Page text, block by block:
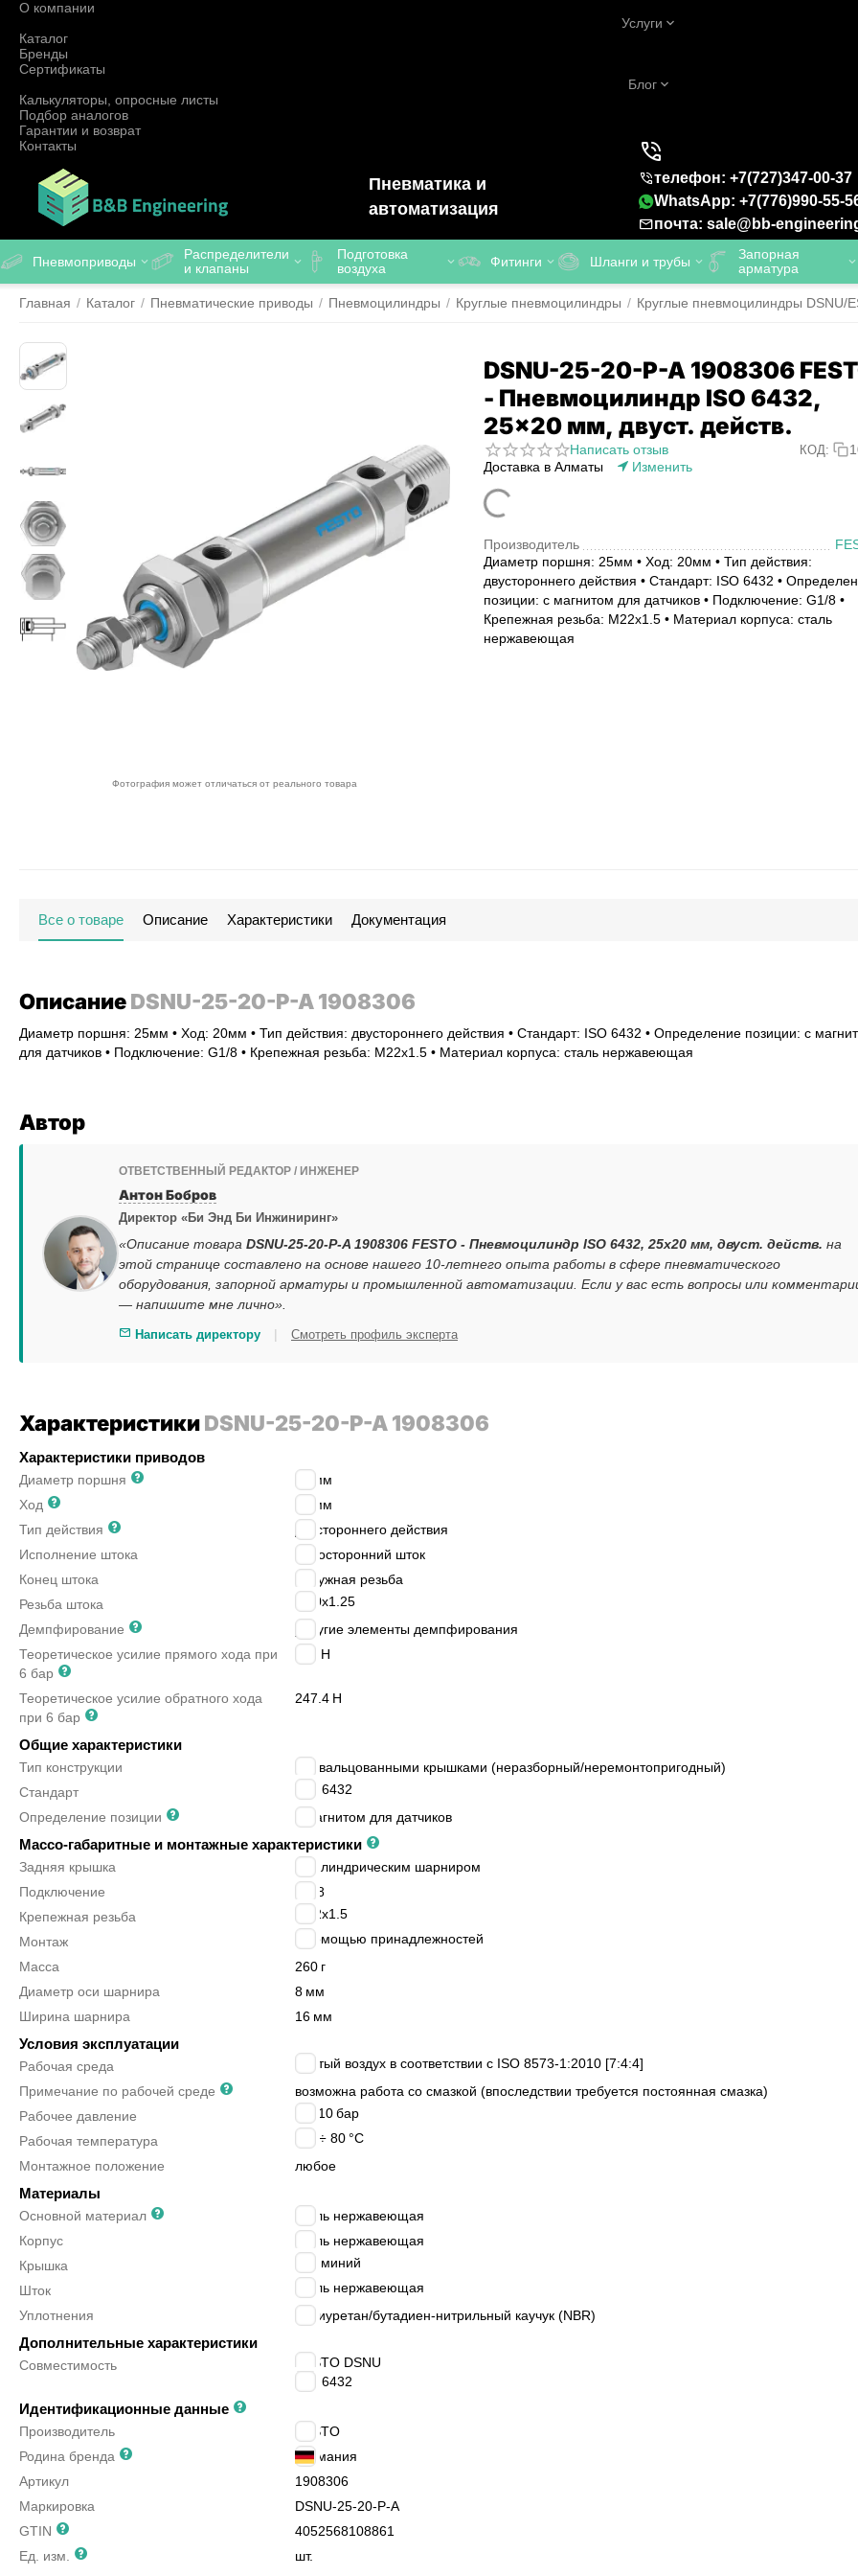
О компании
Услуги
Каталог
Бренды
Сертификаты
Блог
Калькуляторы, опросные листы
Подбор аналогов
Гарантии и возврат
Контакты
Пневматика и
автоматизация
телефон: +7(727)347-00-37
WhatsApp: +7(776)990-55-
почта: sale@bb-
Пневмоприводы
Распределители
и клапаны
Подготовка
воздуха
Фитинги Шланги и трубы
Запорная
арматура
Главная / Каталог / Пневматические приводы / Пневмоцилиндры / Круглые пневмоцилиндры / Круглые пневмоцилиндры DSNU/
Фотография может отличаться от реального товара
DSNU-25-20-P-A 1908306
- Пневмоцилиндр ISO 6432,
25x20 мм, двуст. действ.
Написать отзыв КОД:
Доставка в Алматы
Изменить
Производитель
Диаметр поршня: 25мм • Ход: 20мм • Тип действия:
двустороннего действия • Стандарт: ISO 6432 •
позиции: с магнитом для датчиков • Подключение: G1/8 •
Крепежная резьба: M22x1.5 • Материал корпуса: сталь
нержавеющая
Все о товаре Описание Характеристики Документация
ОписаниеDSNU-25-20-P-A 1908306
Диаметр поршня: 25мм • Ход: 20мм • Тип действия: двустороннего действия • Стандарт: ISO 6432 • Определение позиции: с
для датчиков • Подключение: G1/8 • Крепежная резьба: M22x1.5 • Материал корпуса: сталь нержавеющая
Автор
ОТВЕТСТВЕННЫЙ РЕДАКТОР / ИНЖЕНЕР
Антон Бобров
Директор «Би Энд Би Инжиниринг»
«Описание товара DSNU-25-20-P-A 1908306 FESTO - Пневмоцилиндр ISO 6432, 25x20 мм, двуст. действ. на
этой странице составлено на основе нашего 10-летнего опыта работы в сфере пневматического
оборудования, запорной арматуры и промышленной автоматизации. Если у вас есть вопросы или
— напишите мне лично».
Написать директору | Смотреть профиль эксперта
ХарактеристикиDSNU-25-20-P-A 1908306
Характеристики приводов
Диаметр поршня
мм
Ход
мм
Тип действия
двустороннего действия
Исполнение штока
односторонний шток
Конец штока
наружная резьба
Резьба штока
M10x1.25
Демпфирование
упругие элементы демпфирования
Теоретическое усилие прямого хода при
6 бар
Н
Теоретическое усилие обратного хода
при 6 бар
247.4 Н
Общие характеристики
Тип конструкции
с завальцованными крышками (неразборный/неремонтопригодный)
Стандарт
ISO 6432
Определение позиции
с магнитом для датчиков
Массо-габаритные и монтажные характеристики
Задняя крышка
с цилиндрическим шарниром
Подключение
G1/8
Крепежная резьба
M22x1.5
Монтаж
с помощью принадлежностей
Масса
260 г
Диаметр оси шарнира
8 мм
Ширина шарнира
16 мм
Условия эксплуатации
Рабочая среда
сжатый воздух в соответствии с ISO 8573-1:2010 [7:4:4]
Примечание по рабочей среде
возможна работа со смазкой (впоследствии требуется постоянная смазка)
Рабочее давление
1 ÷ 10бар
Рабочая температура
-20 ÷ 80 °C
Монтажное положение
любое
Материалы
Основной материал
сталь нержавеющая
Корпус
сталь нержавеющая
Крышка
алюминий
Шток
сталь нержавеющая
Уплотнения
полиуретан/бутадиен-нитрильный каучук (NBR)
Дополнительные характеристики
Совместимость
FESTO DSNU
ISO 6432
Идентификационные данные
Производитель
FESTO
Родина бренда
Германия
Артикул
1908306
Маркировка
DSNU-25-20-P-A
GTIN
4052568108861
Ед. изм.
шт.